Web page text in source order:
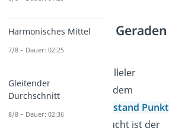
Abstand paralleler Geraden
Formel
Den Abstand zweier paralleler
Geraden können wir auf dem
Abstand Punkt
bestimmen. Gesucht ist der
Harmonisches Mittel
7/8 – Dauer: 02:25
Gleitender
Durchschnitt
8/8 – Dauer: 02:36